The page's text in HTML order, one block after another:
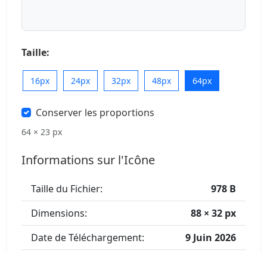
Taille:
16px 24px 32px 48px 64px
Conserver les proportions
64 × 23 px
Informations sur l'Icône
Taille du Fichier:
978 B
Dimensions:
88 × 32 px
Date de Téléchargement:
9 Juin 2026